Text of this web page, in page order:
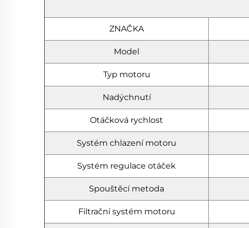
ZNAČKA
Model
Typ motoru
Nadýchnutí
Otáčková rychlost
Systém chlazení motoru
Systém regulace otáček
Spouštěcí metoda
Filtrační systém motoru